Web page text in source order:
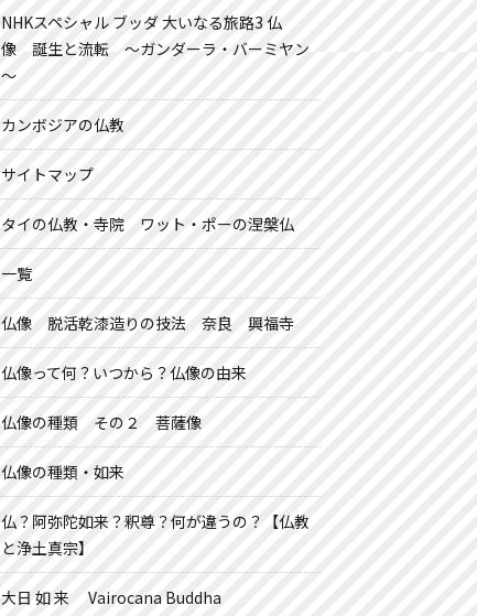
NHKスペシャル ブッダ 大いなる旅路3 仏
像 誕生と流転 ～ガンダーラ・バーミヤン
～
カンボジアの仏教
サイトマップ
タイの仏教・寺院 ワット・ポーの涅槃仏
一覧
仏像 脱活乾漆造りの技法 奈良 興福寺
仏像って何？いつから？仏像の由来
仏像の種類 その２ 菩薩像
仏像の種類・如来
仏？阿弥陀如来？釈尊？何が違うの？【仏教
と浄土真宗】
大日 如 来 Vairocana Buddha